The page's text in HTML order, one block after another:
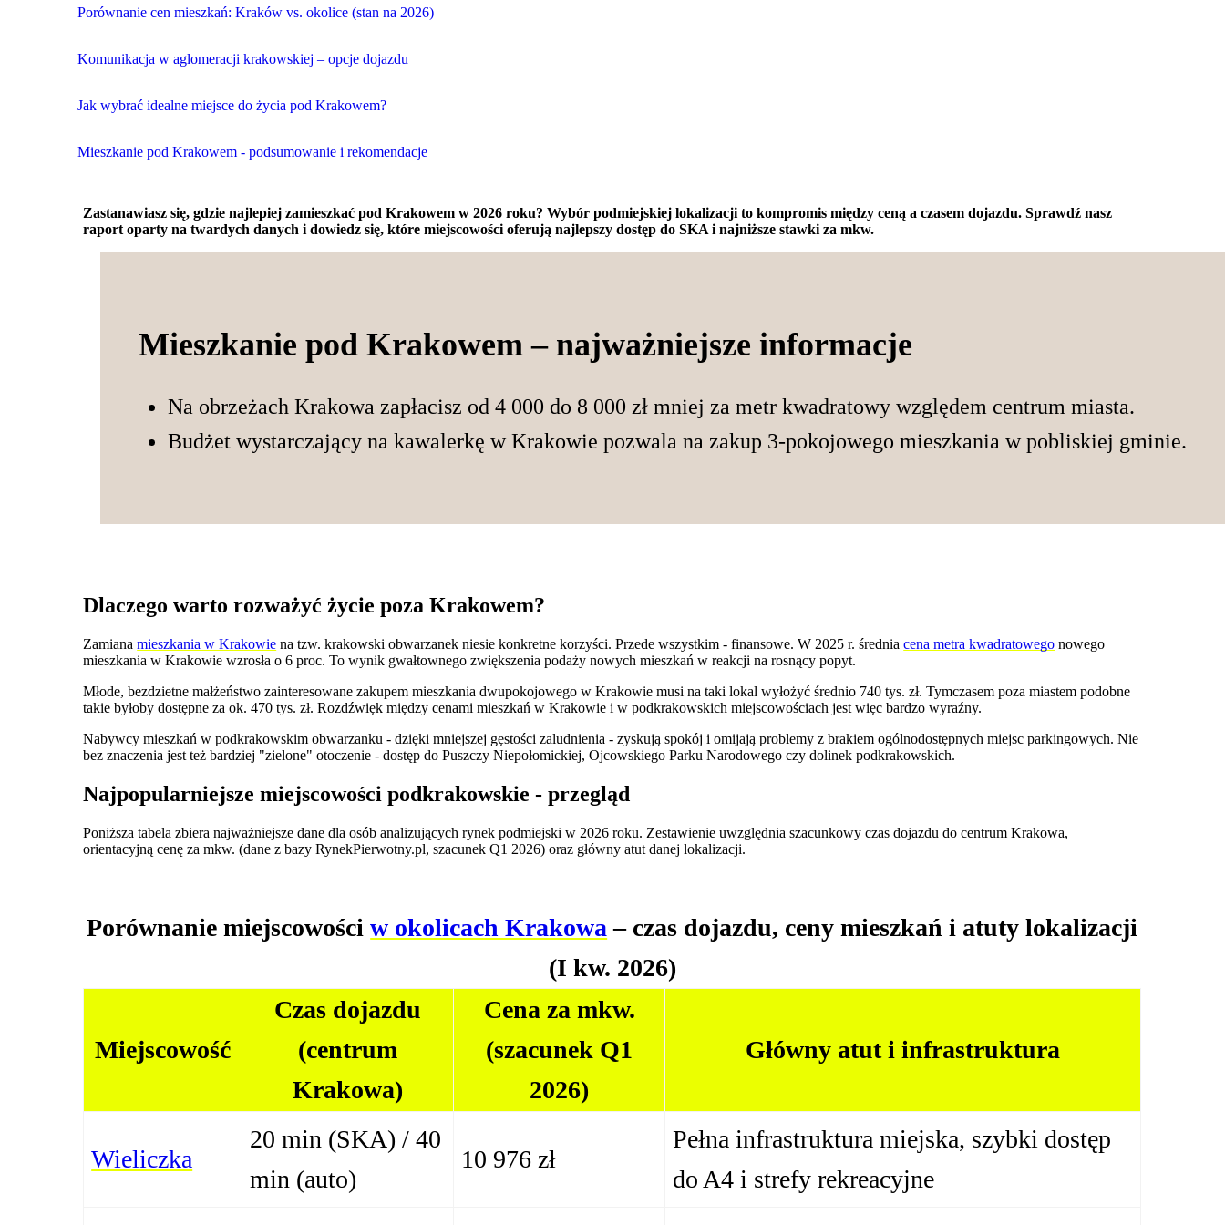
Porównanie cen mieszkań: Kraków vs. okolice (stan na 2026)
Komunikacja w aglomeracji krakowskiej – opcje dojazdu
Jak wybrać idealne miejsce do życia pod Krakowem?
Mieszkanie pod Krakowem - podsumowanie i rekomendacje
Zastanawiasz się, gdzie najlepiej zamieszkać pod Krakowem w 2026 roku? Wybór podmiejskiej lokalizacji to kompromis między ceną a czasem dojazdu. Sprawdź nasz
raport oparty na twardych danych i dowiedz się, które miejscowości oferują najlepszy dostęp do SKA i najniższe stawki za mkw.
Mieszkanie pod Krakowem – najważniejsze informacje
Na obrzeżach Krakowa zapłacisz od 4 000 do 8 000 zł mniej za metr kwadratowy względem centrum miasta.
Budżet wystarczający na kawalerkę w Krakowie pozwala na zakup 3-pokojowego mieszkania w pobliskiej gminie.
Dlaczego warto rozważyć życie poza Krakowem?
Zamianamieszkania w Krakowie na tzw. krakowski obwarzanek niesie konkretne korzyści. Przede wszystkim - finansowe. W 2025 r. średniacena metra kwadratowego nowego
mieszkania w Krakowie wzrosła o 6 proc. To wynik gwałtownego zwiększenia podaży nowych mieszkań w reakcji na rosnący popyt.
Młode, bezdzietne małżeństwo zainteresowane zakupem mieszkania dwupokojowego w Krakowie musi na taki lokal wyłożyć średnio 740 tys. zł. Tymczasem poza miastem podobne
takie byłoby dostępne za ok. 470 tys. zł. Rozdźwięk między cenami mieszkań w Krakowie i w podkrakowskich miejscowościach jest więc bardzo wyraźny.
Nabywcy mieszkań w podkrakowskim obwarzanku - dzięki mniejszej gęstości zaludnienia - zyskują spokój i omijają problemy z brakiem ogólnodostępnych miejsc parkingowych. Nie
bez znaczenia jest też bardziej "zielone" otoczenie - dostęp do Puszczy Niepołomickiej, Ojcowskiego Parku Narodowego czy dolinek podkrakowskich.
Najpopularniejsze miejscowości podkrakowskie - przegląd
Poniższa tabela zbiera najważniejsze dane dla osób analizujących rynek podmiejski w 2026 roku. Zestawienie uwzględnia szacunkowy czas dojazdu do centrum Krakowa,
orientacyjną cenę za mkw. (dane z bazy RynekPierwotny.pl, szacunek Q1 2026) oraz główny atut danej lokalizacji.
Porównanie miejscowościw okolicach Krakowa – czas dojazdu, ceny mieszkań i atuty lokalizacji
(I kw. 2026)
Miejscowość
Czas dojazdu
(centrum
Krakowa)
Cena za mkw.
(szacunek Q1
2026)
Główny atut i infrastruktura
Wieliczka
20 min (SKA) / 40
min (auto)
10 976 zł
Pełna infrastruktura miejska, szybki dostęp
do A4 i strefy rekreacyjne